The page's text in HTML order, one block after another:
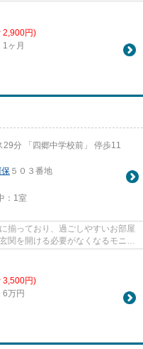
2,900円)
1ヶ月
29分 「四郷中学校前」 停歩11
保 ５０３番地
： 1室
揃っており、過ごしやすいお部屋
関を開ける必要がなくなるモニタ
3,500円)
6万円